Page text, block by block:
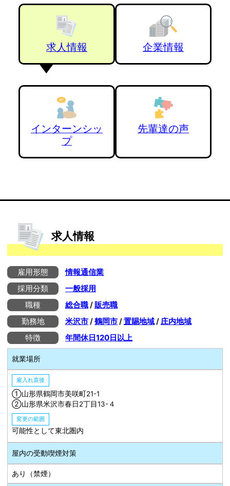
求人情報 企業情報
インターンシッ
プ
先輩達の声
求人情報
雇用形態
情報通信業
採用分類
一般採用
職種
総合職/販売職
勤務地
米沢市/鶴岡市/置賜地域/庄内地域
特徴
年間休日120日以上
就業場所
雇入れ直後
①山形県鶴岡市美咲町21-1
②山形県米沢市春日2丁目13-４
変更の範囲
可能性として東北圏内
屋内の受動喫煙対策
あり（禁煙）